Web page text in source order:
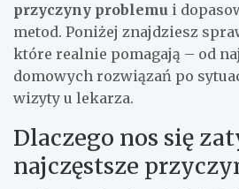
przyczyny problemu i
metod. Poniżej znajdziesz
które realnie pomagają – od
domowych rozwiązań po
wizyty u lekarza.
Dlaczego nos się
najczęstsze